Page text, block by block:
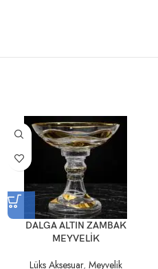
DALGA ALTIN ZAMBAK
MEYVELİK
Lüks Aksesuar, Meyvelik